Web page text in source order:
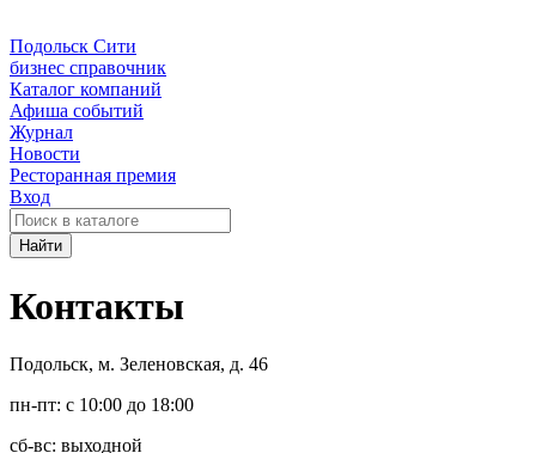
Подольск Сити
бизнес справочник
Каталог компаний
Афиша событий
Журнал
Новости
Ресторанная премия
Вход
Найти
Контакты
Подольск, м. Зеленовская, д. 46
пн-пт: с 10:00 до 18:00
сб-вс: выходной